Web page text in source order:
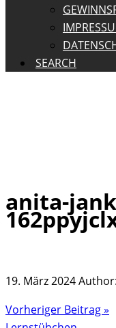
SEARCH
Skip
to
content
anita-
19. März 2024Author:
Vorheriger Beitrag »